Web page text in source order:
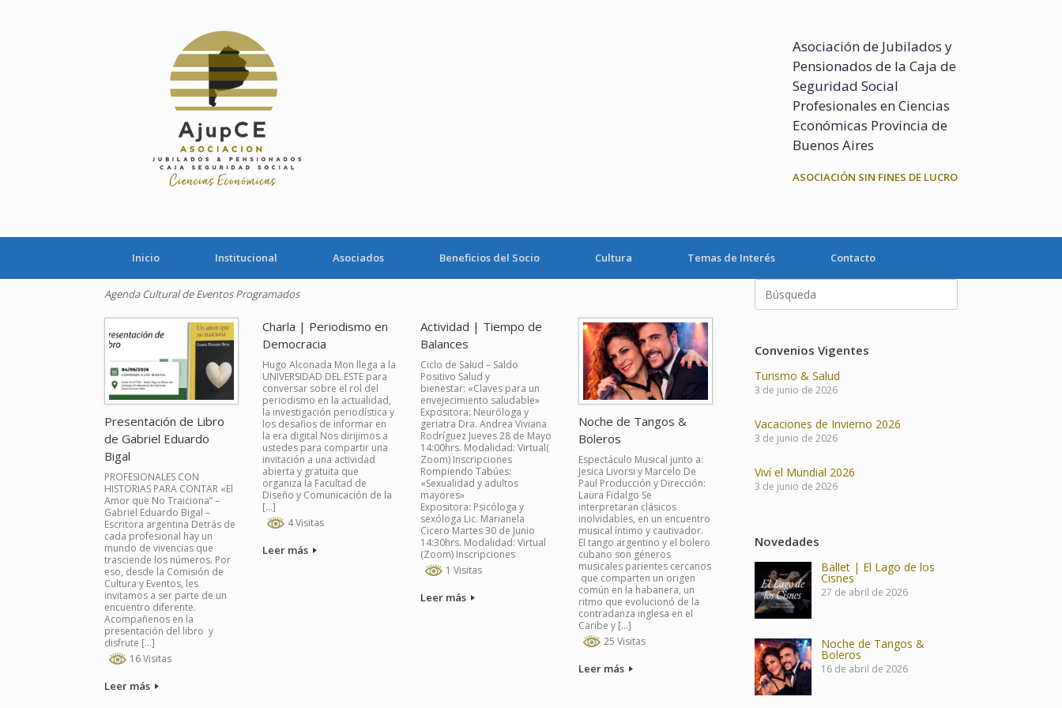
Asociación de Jubilados y
Pensionados de la Caja de
Seguridad Social
Profesionales en Ciencias
Económicas Provincia de
Buenos Aires
ASOCIACIÓN SIN FINES DE LUCRO
Inicio Institucional Asociados Beneficios del Socio Cultura Temas de Interés Contacto
Agenda Cultural de Eventos Programados
Presentación de Libro
de Gabriel Eduardo
Bigal
PROFESIONALES CON
HISTORIAS PARA CONTAR «El
Amor que No Traiciona” –
Gabriel Eduardo Bigal –
Escritora argentina Detrás de
cada profesional hay un
mundo de vivencias que
trasciende los números. Por
eso, desde la Comisión de
Cultura y Eventos, les
invitamos a ser parte de un
encuentro diferente. ​
Acompañenos en la
presentación del libro y
disfrute […]
16 Visitas
Leer más
Charla | Periodismo en
Democracia
Hugo Alconada Mon llega a la
UNIVERSIDAD DEL ESTE para
conversar sobre el rol del
periodismo en la actualidad,
la investigación periodística y
los desafios de informar en
la era digital Nos dirijimos a
ustedes para compartir una
invitación a una actividad
abierta y gratuita que
organiza la Facultad de
Diseño y Comunicación de la
[…]
4 Visitas
Leer más
Actividad | Tiempo de
Balances
Ciclo de Salud – Saldo
Positivo Salud y
bienestar: «Claves para un
envejecimiento saludable»
Expositora: Neuróloga y
geriatra Dra. Andrea Viviana
Rodríguez Jueves 28 de Mayo
14:00hrs. Modalidad: Virtual(
Zoom) Inscripciones
Rompiendo Tabúes:
«Sexualidad y adultos
mayores»
Expositora: Psicóloga y
sexóloga Lic. Marianela
Cicero Martes 30 de Junio
14:30hrs. Modalidad: Virtual
(Zoom) Inscripciones
1 Visitas
Leer más
Noche de Tangos &
Boleros
Espectáculo Musical junto a:
Jesica Livorsi y Marcelo De
Paul Producción y Dirección:
Laura Fidalgo Se
interpretaran clásicos
inolvidables, en un encuentro
musical íntimo y cautivador.
El tango argentino y el bolero
cubano son géneros
musicales parientes cercanos
que comparten un origen
común en la habanera, un
ritmo que evolucionó de la
contradanza inglesa en el
Caribe y […]
25 Visitas
Leer más
Buscar:
Convenios Vigentes
Turismo & Salud
3 de junio de 2026
Vacaciones de Invierno 2026
3 de junio de 2026
Viví el Mundial 2026
3 de junio de 2026
Novedades
Ballet | El Lago de los
Cisnes
27 de abril de 2026
Noche de Tangos &
Boleros
16 de abril de 2026